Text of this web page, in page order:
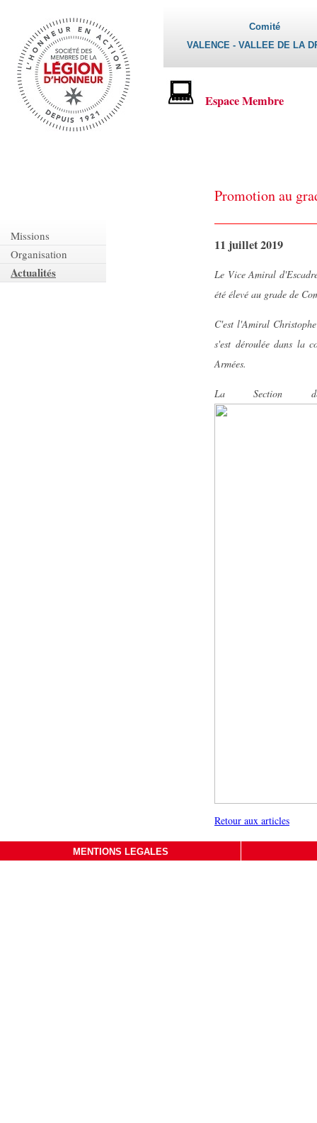
Comité
VALENCE - VALLEE DE LA
Espace Membre
Missions
Organisation
Actualités
Promotion au
11 juillet 2019
Le Vice Amiral
été élevé au grade de
C'est l'Amiral
s'est déroulée dans la
Armées.
La Section
Retour aux articles
MENTIONS LEGALES